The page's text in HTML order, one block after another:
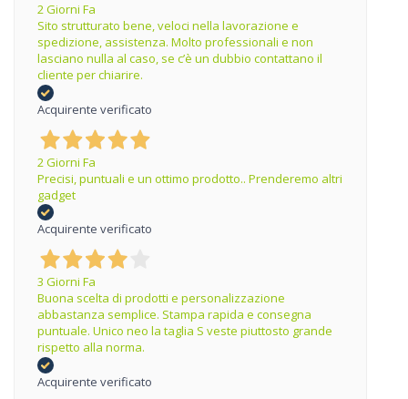
2 Giorni Fa
Sito strutturato bene, veloci nella lavorazione e
spedizione, assistenza. Molto professionali e non
lasciano nulla al caso, se c’è un dubbio contattano il
cliente per chiarire.
Acquirente verificato
2 Giorni Fa
Precisi, puntuali e un ottimo prodotto.. Prenderemo altri
gadget
Acquirente verificato
3 Giorni Fa
Buona scelta di prodotti e personalizzazione
abbastanza semplice. Stampa rapida e consegna
puntuale. Unico neo la taglia S veste piuttosto grande
rispetto alla norma.
Acquirente verificato